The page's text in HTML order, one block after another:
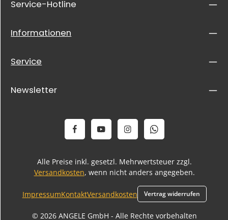
Service-Hotline
Informationen
Service
Newsletter
Alle Preise inkl. gesetzl. Mehrwertsteuer zzgl.
Versandkosten, wenn nicht anders angegeben.
© 2026 ANGELE GmbH - Alle Rechte vorbehalten
ImpressumKontaktVersandkosten Vertrag widerrufen